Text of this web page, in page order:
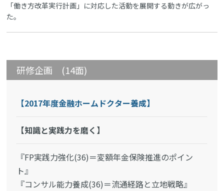
「働き方改革実行計画」に対応した活動を展開する動きが広がっ
た。
研修企画 (14面)
【2017年度金融ホームドクター養成】
【知識と実践力を磨く】
『FP実践力強化(36)＝変額年金保険推進のポイン
ト』
『コンサル能力養成(36)＝流通経路と立地戦略』